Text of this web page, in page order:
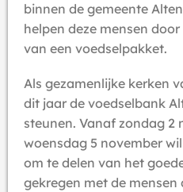
binnen de gemeente
helpen deze mensen
van een voedselpakket.
Als gezamenlijke kerken
dit jaar de voedselbank
steunen. Vanaf zondag 2
woensdag 5 november
om te delen van het
gekregen met de mensen